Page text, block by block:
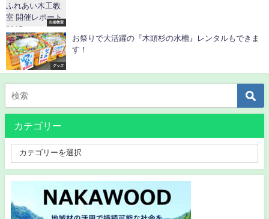
出前教室
グッズ
お祭りで大活躍の『木頭杉の水槽』レンタルもできま
す！
カテゴリー